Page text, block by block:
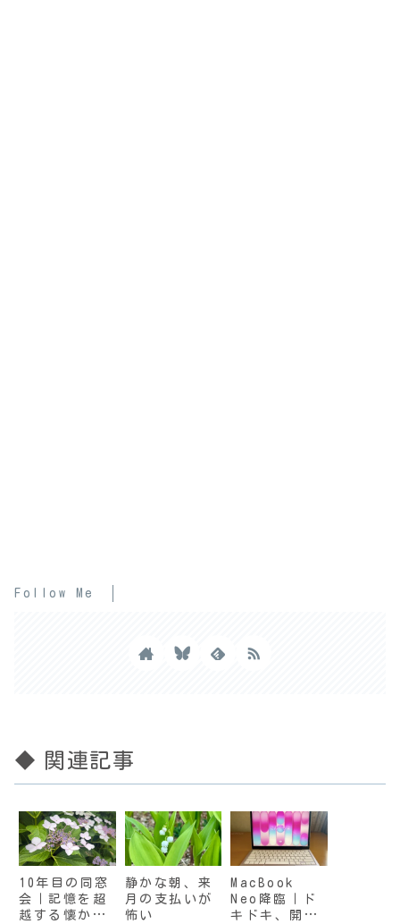
Follow Me
◆ 関連記事
10年目の同窓
会｜記憶を超
越する懐かし
静かな朝、来
月の支払いが
怖い
MacBook
Neo降臨｜ド
キドキ、開封